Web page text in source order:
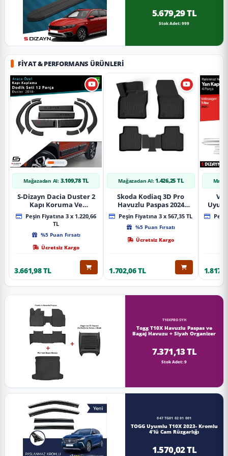
5.679,29 TL
Stok Adet: 999
FIYAT & PERFORMANS ÜRÜNLERI
Mağazadan Al: 3.109,78 TL
S-Dizayn Dacia Duster 2
Kapı Koruma Ve
Çamurluk Kaplaması
Dodik Seti 2018 Üzeri A+
Kalite
Peşin Fiyatına 3 x 1.220,66
TL
%5 Puan Fırsatı
Ücretsiz Kargo
3.661,98 TL
Mağazadan Al: 1.426,25 TL
Skoda Kodiaq 3D Pro
Havuzlu Paspas 2024
Üzeri A+ Kalite
Peşin Fiyatına 3 x 567,35 TL
%5 Puan Fırsatı
Ücretsiz Kargo
1.702,06 TL
Yan
T10XPBOSYH
Togg T10X Havuzlu Paspas ve
Bagaj Havuzu + Siyah Organizer
7.371,13 TL
Stok Adet: 9
047 TG01 02 01 001
TOGG Uyumlu T10X 2023- Kromlu
4'lü Cam Rüzgarlığı
1.570,02 TL